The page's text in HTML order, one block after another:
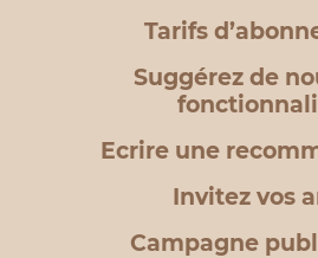
Tarifs
Suggérez de
Ecrire une
Invitez vos
Campagne